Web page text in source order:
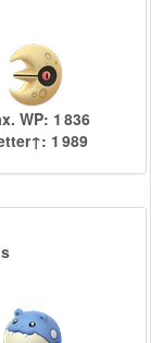
WP: 1 836
1 989